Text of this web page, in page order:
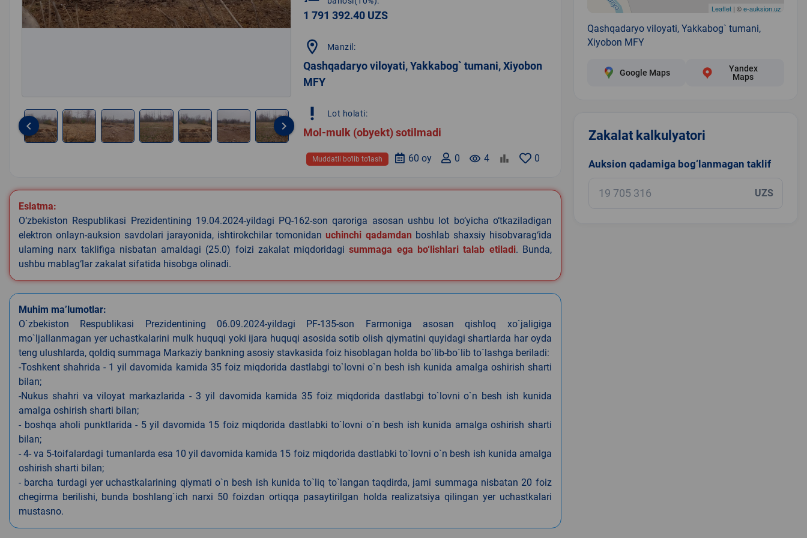
keyboard_arrow_left keyboard_arrow_right
1 791 392.40 UZS
location_on Manzil:
Qashqadaryo viloyati, Yakkabog` tumani, Xiyobon
MFY
priority_high Lot holati:
Mol-mulk (obyekt) sotilmadi
0
remove_red_eye 4
0
60 oy
Muddatli bo‘lib to‘lash
Eslatma:
O‘zbekiston Respublikasi Prezidentining 19.04.2024-yildagi PQ-162-son qaroriga asosan ushbu lot bo‘yicha o‘tkaziladigan
elektron onlayn-auksion savdolari jarayonida, ishtirokchilar tomonidanuchinchi qadamdan boshlab shaxsiy hisobvarag‘ida
ularning narx taklifiga nisbatan amaldagi (25.0) foizi zakalat miqdoridagisummaga ega bo‘lishlari talab etiladi. Bunda,
ushbu mablag‘lar zakalat sifatida hisobga olinadi.
Muhim ma’lumotlar:
O`zbekiston Respublikasi Prezidentining 06.09.2024-yildagi PF-135-son Farmoniga asosan qishloq xo`jaligiga
mo`ljallanmagan yer uchastkalarini mulk huquqi yoki ijara huquqi asosida sotib olish qiymatini quyidagi shartlarda har oyda
teng ulushlarda, qoldiq summaga Markaziy bankning asosiy stavkasida foiz hisoblagan holda bo`lib-bo`lib to`lashga beriladi:
-Toshkent shahrida - 1 yil davomida kamida 35 foiz miqdorida dastlabgi to`lovni o`n besh ish kunida amalga oshirish sharti
bilan;
-Nukus shahri va viloyat markazlarida - 3 yil davomida kamida 35 foiz miqdorida dastlabgi to`lovni o`n besh ish kunida
amalga oshirish sharti bilan;
- boshqa aholi punktlarida - 5 yil davomida 15 foiz miqdorida dastlabki to`lovni o`n besh ish kunida amalga oshirish sharti
bilan;
- 4- va 5-toifalardagi tumanlarda esa 10 yil davomida kamida 15 foiz miqdorida dastlabki to`lovni o`n besh ish kunida amalga
oshirish sharti bilan;
- barcha turdagi yer uchastkalarining qiymati o`n besh ish kunida to`liq to`langan taqdirda, jami summaga nisbatan 20 foiz
chegirma berilishi, bunda boshlang`ich narxi 50 foizdan ortiqqa pasaytirilgan holda realizatsiya qilingan yer uchastkalari
mustasno.
Leaflet| ©e-auksion.uz
Qashqadaryo viloyati, Yakkabog` tumani,
Xiyobon MFY
Google Maps
Yandex
Maps
Zakalat kalkulyatori
Auksion qadamiga bog‘lanmagan taklif
UZS